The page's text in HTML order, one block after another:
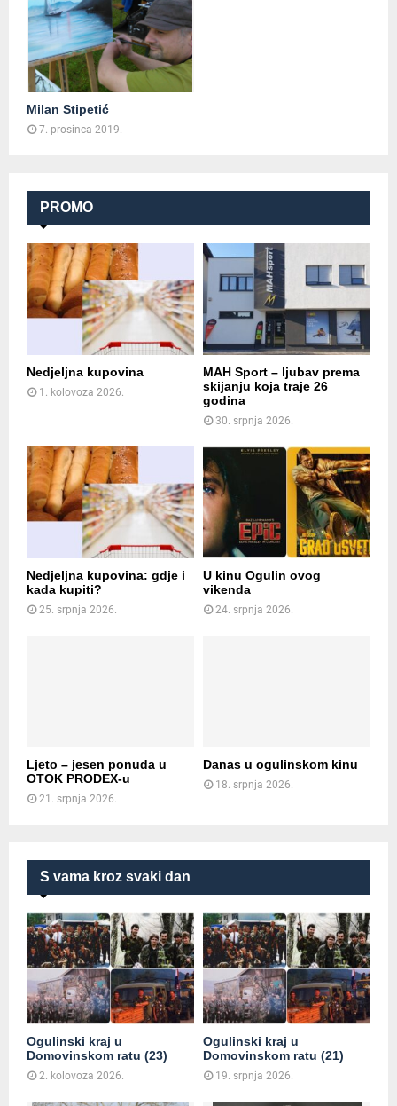
S vama kroz svaki dan
Ogulinski kraj u
Domovinskom ratu (23)
2. kolovoza 2026.
Ogulinski kraj u
Domovinskom ratu (21)
19. srpnja 2026.
Milan Stipetić
7. prosinca 2019.
PROMO
Nedjeljna kupovina
1. kolovoza 2026.
MAH Sport – ljubav prema
skijanju koja traje 26
godina
30. srpnja 2026.
Nedjeljna kupovina: gdje i
kada kupiti?
25. srpnja 2026.
U kinu Ogulin ovog
vikenda
24. srpnja 2026.
Ljeto – jesen ponuda u
OTOK PRODEX-u
21. srpnja 2026.
Danas u ogulinskom kinu
18. srpnja 2026.